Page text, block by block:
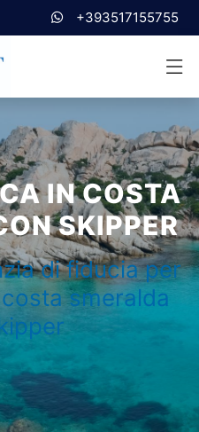
+393517155755
IN COSTA
SKIPPER
di fiducia per
smeralda